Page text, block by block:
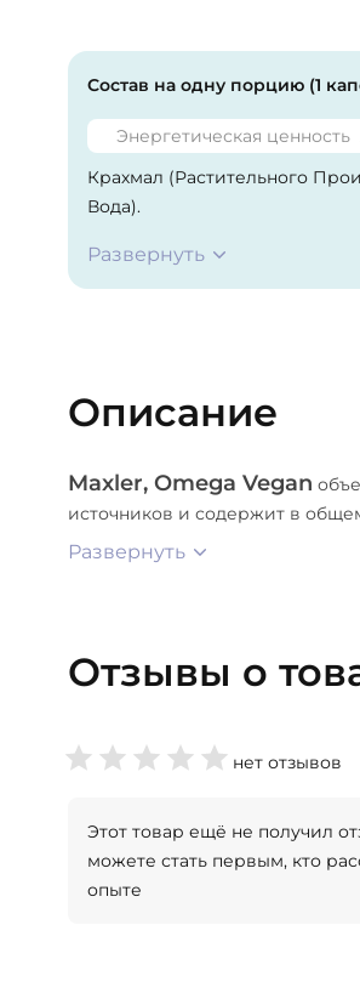
Состав на одну порцию (1
Энергетическая ценность
Крахмал (Растительного
Вода).
Развернуть
Описание
Maxler, Omega Vegan
источников и содержит в
Развернуть
Отзывы о
нет отзывов
Этот товар ещё не получил
можете стать первым, кто
опыте